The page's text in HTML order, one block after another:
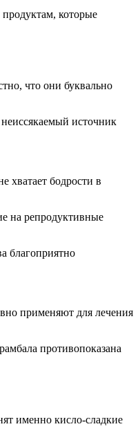
которые
что они буквально
источник
хватает бодрости в
на репродуктивные
благоприятно
применяют для лечения
противопоказана
именно кисло-сладкие